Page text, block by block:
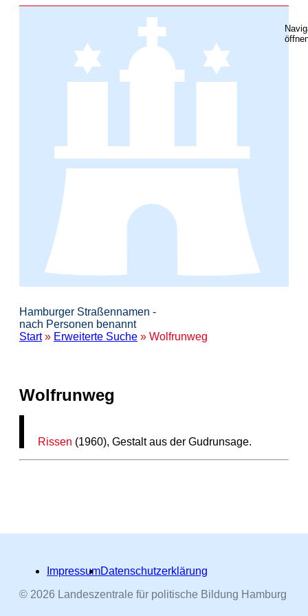
Hamburger Straßennamen -
nach Personen benannt
Start» Erweiterte Suche » Wolfrunweg
Wolfrunweg
Rissen (1960), Gestalt aus der Gudrunsage.
ImpressumDatenschutzerklärung
© 2026 Landeszentrale für politische Bildung Hamburg